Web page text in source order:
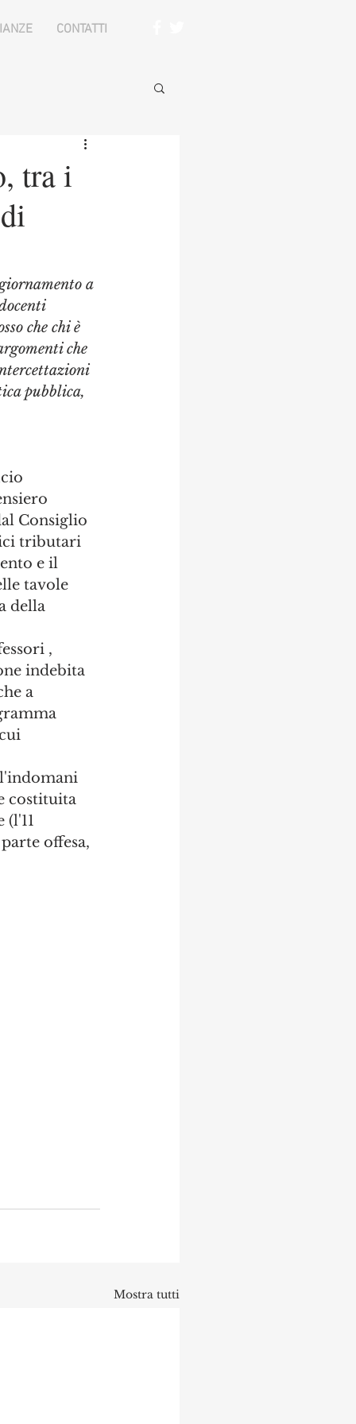
CONTATTI
tra i
a
che chi è
che
pubblica,
Consiglio
tributari
e il
tavole
della
,
indebita
a
costituita
offesa,
Mostra tutti